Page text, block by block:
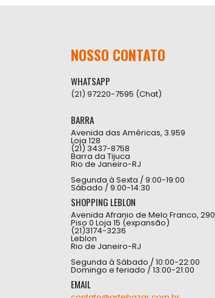
NOSSO CONTATO
WHATSAPP
(21) 97220-7595 (Chat)
BARRA
Avenida das Américas, 3.959
Loja 128
(21) 3437-8758
Barra da Tijuca
Rio de Janeiro-RJ
Segunda à Sexta / 9:00-19:00
Sábado / 9:00-14:30
SHOPPING LEBLON
Avenida Afranio de Melo Franco, 290
Piso 0 Loja 15 (expansão)
(21)3174-3236
Leblon
Rio de Janeiro-RJ
Segunda à Sábado / 10:00-22:00
Domingo e feriado / 13:00-21:00
EMAIL